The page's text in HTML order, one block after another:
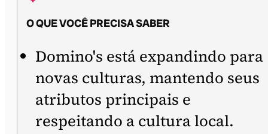
O QUE VOCÊ PRECISA SABER
Domino's está expandindo para
novas culturas, mantendo seus
atributos principais e
respeitando a cultura local.